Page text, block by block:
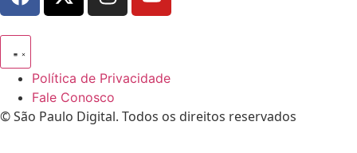
Política de Privacidade
Fale Conosco
© São Paulo Digital. Todos os direitos reservados